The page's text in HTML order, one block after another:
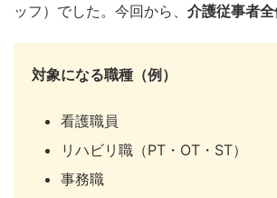
ッフ）でした。今回から、 介護従事者
対象になる職種（例）
看護職員
リハビリ職（PT・OT・ST）
事務職